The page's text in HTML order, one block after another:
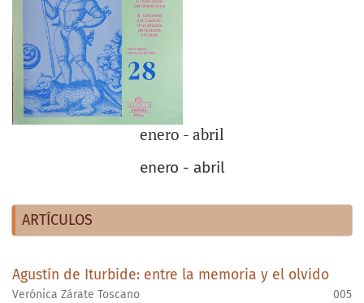
enero - abril
enero - abril
ARTÍCULOS
Agustín de Iturbide: entre la memoria y el olvido
Verónica Zárate Toscano
005